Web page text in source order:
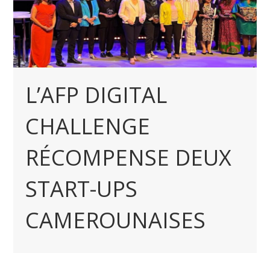
L’AFP DIGITAL
CHALLENGE
RÉCOMPENSE DEUX
START-UPS
CAMEROUNAISES